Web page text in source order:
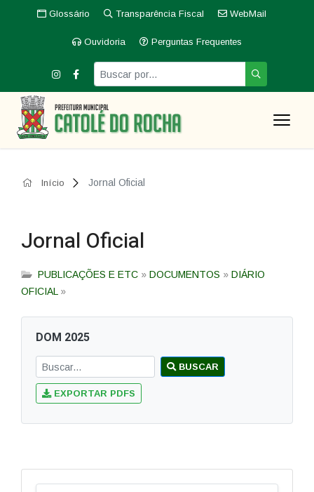
Glossário Transparência Fiscal WebMail
Ouvidoria Perguntas Frequentes
Início Jornal Oficial
Jornal Oficial
PUBLICAÇÕES E ETC » DOCUMENTOS » DIÁRIO
OFICIAL »
DOM 2025
BUSCAR
EXPORTAR PDFS